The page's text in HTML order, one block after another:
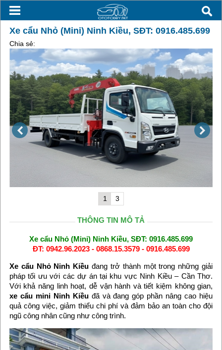
Xe cẩu Nhỏ (Mini) Ninh Kiều, SĐT: 0916.485.699
Chia sẻ:
1 3
THÔNG TIN MÔ TẢ
Xe cẩu Nhỏ (Mini) Ninh Kiều, SĐT: 0916.485.699
ĐT: 0942.96.2023 - 0868.15.3579 - 0916.485.699
Xe cẩu Nhỏ Ninh Kiều đang trở thành một trong những giải
pháp tối ưu với các dự án tại khu vực Ninh Kiều – Cần Thơ.
Với khả năng linh hoạt, dễ vận hành và tiết kiệm không gian,
xe cẩu mini Ninh Kiềuđã và đang góp phần nâng cao hiệu
quả công việc, giảm thiểu chi phí và đảm bảo an toàn cho đội
ngũ công nhân cũng như công trình.